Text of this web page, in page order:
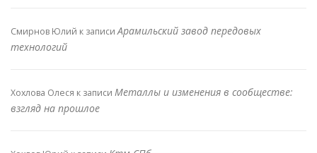
Смирнов Юлий к записиАрамильский завод передовых
технологий
Хохлова Олеся к записи Металлы и изменения в сообществе:
взгляд на прошлое